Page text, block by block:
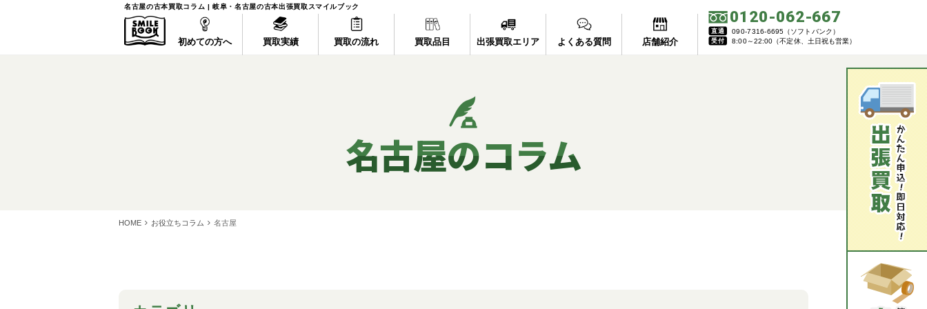
名古屋の古本買取コラム | 岐阜・名古屋の古本出張買取スマイルブック
初めての方へ 買取実績 買取の流れ 買取品目 出張買取エリア よくある質問 店舗紹介
0120-062-667
直通 090-7316-6695（ソフトバンク）
受付 8:00～22:00（不定休、土日祝も営業）
名古屋のコラム
HOME お役立ちコラム 名古屋